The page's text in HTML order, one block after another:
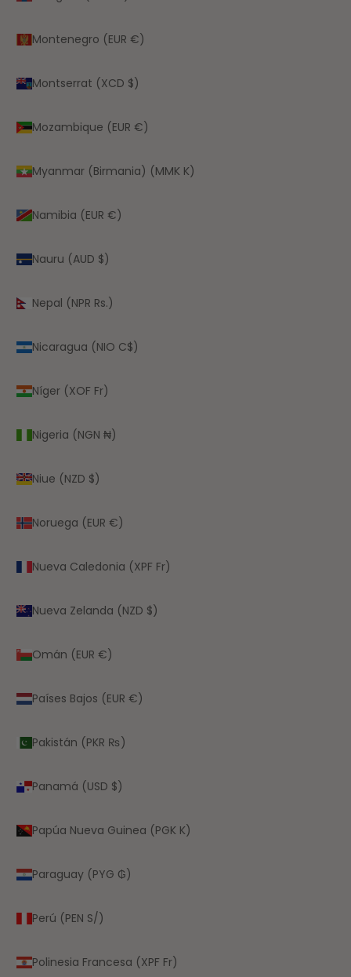
Montenegro (EUR €)
Montserrat (XCD $)
Mozambique (EUR €)
Myanmar (Birmania) (MMK K)
Namibia (EUR €)
Nauru (AUD $)
Nepal (NPR Rs.)
Nicaragua (NIO C$)
Níger (XOF Fr)
Nigeria (NGN ₦)
Niue (NZD $)
Noruega (EUR €)
Nueva Caledonia (XPF Fr)
Nueva Zelanda (NZD $)
Omán (EUR €)
Países Bajos (EUR €)
Pakistán (PKR ₨)
Panamá (USD $)
Papúa Nueva Guinea (PGK K)
Paraguay (PYG ₲)
Perú (PEN S/)
Polinesia Francesa (XPF Fr)